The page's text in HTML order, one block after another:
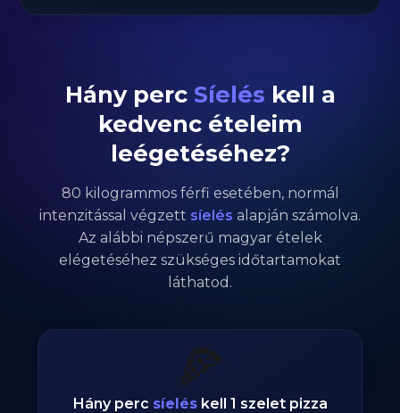
Hány perc Síelés kell a
kedvenc ételeim
leégetéséhez?
80 kilogrammos férfi esetében, normál
intenzitással végzett síelés alapján számolva.
Az alábbi népszerű magyar ételek
elégetéséhez szükséges időtartamokat
láthatod.
🍕
Hány perc síeléskell 1 szelet pizza